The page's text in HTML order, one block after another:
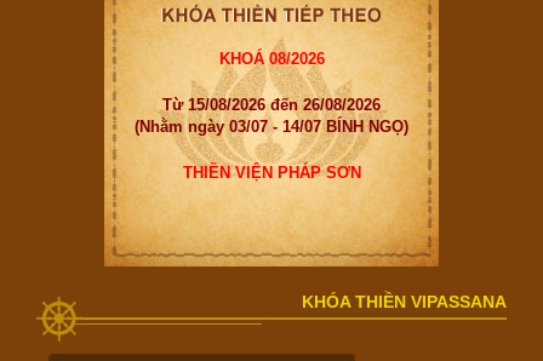
KHOÁ 08/2026
Từ 15/08/2026 đến 26/08/2026
(Nhằm ngày 03/07 - 14/07 BÍNH NGỌ)
THIỀN VIỆN PHÁP SƠN
KHÓA THIỀN VIPASSANA